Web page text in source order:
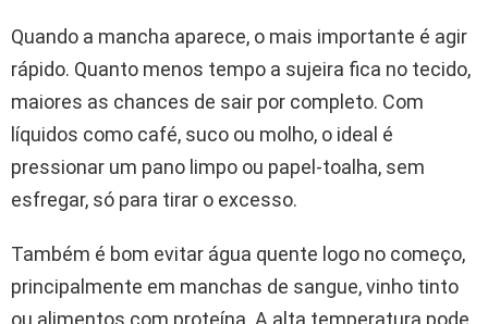
Quando a mancha aparece, o mais importante é agir
rápido. Quanto menos tempo a sujeira fica no tecido,
maiores as chances de sair por completo. Com
líquidos como café, suco ou molho, o ideal é
pressionar um pano limpo ou papel-toalha, sem
esfregar, só para tirar o excesso.
Também é bom evitar água quente logo no começo,
principalmente em manchas de sangue, vinho tinto
ou alimentos com proteína. A alta temperatura pode